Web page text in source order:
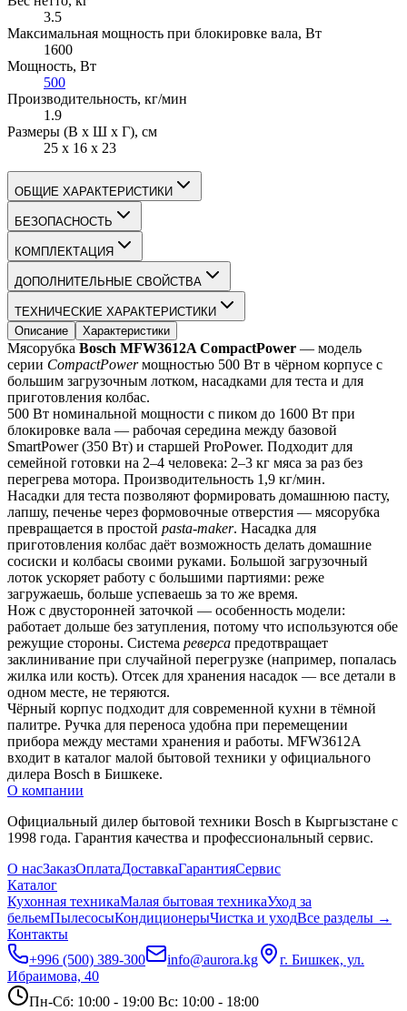
3.5
Максимальная мощность при блокировке вала, Вт
1600
Мощность, Вт
500
Производительность, кг/мин
1.9
Размеры (В х Ш х Г), см
25 х 16 х 23
ОБЩИЕ ХАРАКТЕРИСТИКИ
БЕЗОПАСНОСТЬ
КОМПЛЕКТАЦИЯ
ДОПОЛНИТЕЛЬНЫЕ СВОЙСТВА
ТЕХНИЧЕСКИЕ ХАРАКТЕРИСТИКИ
Описание
Характеристики
Мясорубка Bosch MFW3612A CompactPower — модель
серии CompactPower мощностью 500 Вт в чёрном корпусе с
большим загрузочным лотком, насадками для теста и для
приготовления колбас.
500 Вт номинальной мощности с пиком до 1600 Вт при
блокировке вала — рабочая середина между базовой
SmartPower (350 Вт) и старшей ProPower. Подходит для
семейной готовки на 2–4 человека: 2–3 кг мяса за раз без
перегрева мотора. Производительность 1,9 кг/мин.
Насадки для теста позволяют формировать домашнюю пасту,
лапшу, печенье через формовочные отверстия — мясорубка
превращается в простой pasta-maker. Насадка для
приготовления колбас даёт возможность делать домашние
сосиски и колбасы своими руками. Большой загрузочный
лоток ускоряет работу с большими партиями: реже
загружаешь, больше успеваешь за то же время.
Нож с двусторонней заточкой — особенность модели:
работает дольше без затупления, потому что используются обе
режущие стороны. Система реверса предотвращает
заклинивание при случайной перегрузке (например, попалась
жилка или кость). Отсек для хранения насадок — все детали в
одном месте, не теряются.
Чёрный корпус подходит для современной кухни в тёмной
палитре. Ручка для переноса удобна при перемещении
прибора между местами хранения и работы. MFW3612A
входит в каталог малой бытовой техники у официального
дилера Bosch в Бишкеке.
О компании
Официальный дилер бытовой техники Bosch в Кыргызстане с
1998 года. Гарантия качества и профессиональный сервис.
О насЗаказОплатаДоставкаГарантияСервис
Каталог
Кухонная техникаМалая бытовая техникаУход за
бельемПылесосыКондиционерыЧистка и уходВсе разделы →
Контакты
+996 (500) 389-300
info@aurora.kg
г. Бишкек, ул.
Ибраимова, 40
Пн-Сб: 10:00 - 19:00 Вс: 10:00 - 18:00